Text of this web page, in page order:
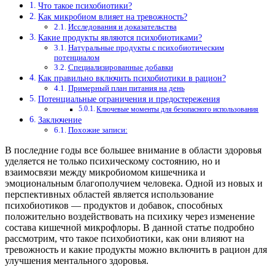
Что такое психобиотики?
Как микробиом влияет на тревожность?
Исследования и доказательства
Какие продукты являются психобиотиками?
Натуральные продукты с психобиотическим
потенциалом
Специализированные добавки
Как правильно включить психобиотики в рацион?
Примерный план питания на день
Потенциальные ограничения и предостережения
Ключевые моменты для безопасного использования
Заключение
Похожие записи:
В последние годы все большее внимание в области здоровья
уделяется не только психическому состоянию, но и
взаимосвязи между микробиомом кишечника и
эмоциональным благополучием человека. Одной из новых и
перспективных областей является использование
психобиотиков — продуктов и добавок, способных
положительно воздействовать на психику через изменение
состава кишечной микрофлоры. В данной статье подробно
рассмотрим, что такое психобиотики, как они влияют на
тревожность и какие продукты можно включить в рацион для
улучшения ментального здоровья.